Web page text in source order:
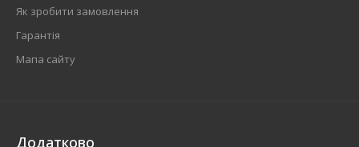
Як зробити замовлення
Гарантія
Мапа сайту
Додатково